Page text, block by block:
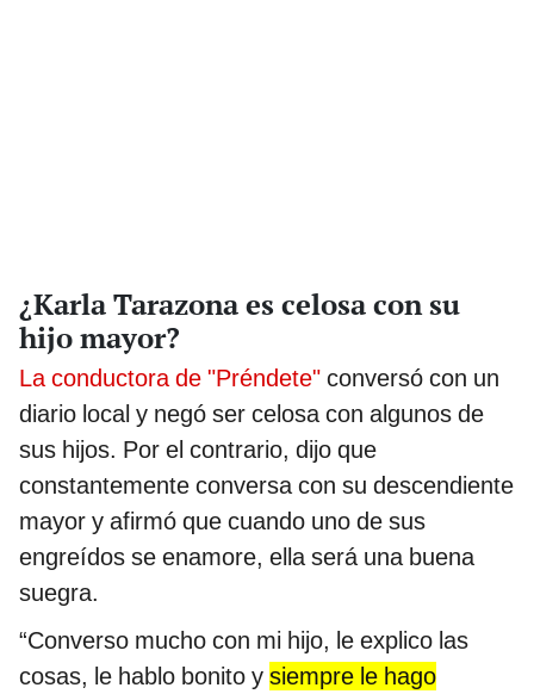
¿Karla Tarazona es celosa con su
hijo mayor?
La conductora de "Préndete" conversó con un
diario local y negó ser celosa con algunos de
sus hijos. Por el contrario, dijo que
constantemente conversa con su descendiente
mayor y afirmó que cuando uno de sus
engreídos se enamore, ella será una buena
suegra.
“Converso mucho con mi hijo, le explico las
cosas, le hablo bonito y siempre le hago